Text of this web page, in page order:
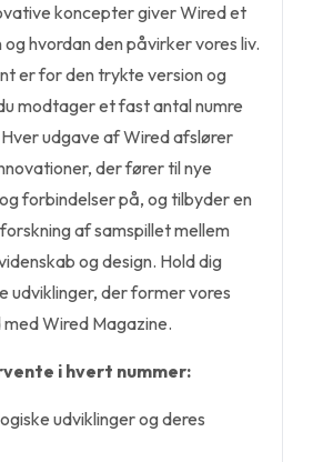
koncepter giver Wired et
hvordan den påvirker vores liv.
er for den trykte version og
modtager et fast antal numre
udgave af Wired afslører
der fører til nye
forbindelser på, og tilbyder en
af samspillet mellem
og design. Hold dig
udviklinger, der former vores
Wired Magazine.
i hvert nummer:
udviklinger og deres